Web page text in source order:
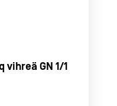
vihreä GN 1/1